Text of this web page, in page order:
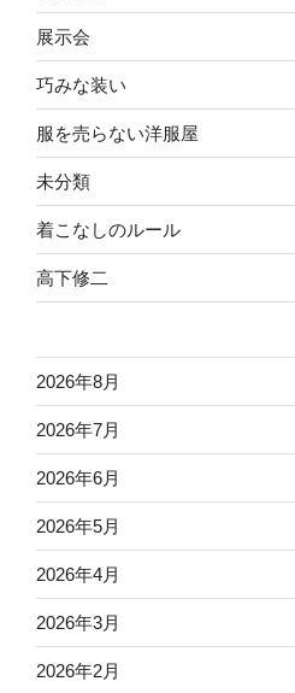
展示会
巧みな装い
服を売らない洋服屋
未分類
着こなしのルール
高下修二
2026年8月
2026年7月
2026年6月
2026年5月
2026年4月
2026年3月
2026年2月